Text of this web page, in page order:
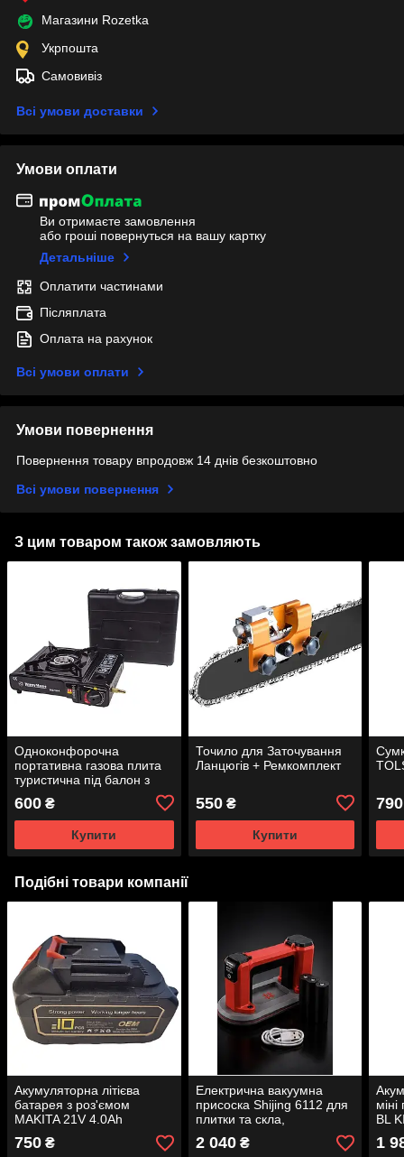
Магазини Rozetka
Укрпошта
Самовивіз
Всі умови доставки
Умови оплати
Ви отримаєте замовлення
або гроші повернуться на вашу картку
Детальніше
Оплатити частинами
Післяплата
Оплата на рахунок
Всі умови оплати
Умови повернення
Повернення товару впродовж 14 днів безкоштовно
Всі умови повернення
З цим товаром також замовляють
Одноконфорочна
портативна газова плита
туристична під балон з
600 ₴
Купити
Точило для Заточування
Ланцюгів + Ремкомплект
550₴
Купити
790
Подібні товари компанії
Акумуляторна літієва
батарея з роз'ємом
MAKITA 21V 4.0Ah
750 ₴
Електрична вакуумна
присоска Shijing 6112 для
плитки та скла,
автоматична, 2
акумулятори
2 040₴
BL
1